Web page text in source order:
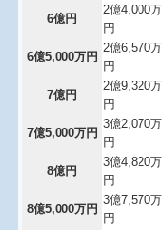
6億円
2億4,000万
円
6億5,000万円
2億6,570万
円
7億円
2億9,320万
円
7億5,000万円
3億2,070万
円
8億円
3億4,820万
円
8億5,000万円
3億7,570万
円